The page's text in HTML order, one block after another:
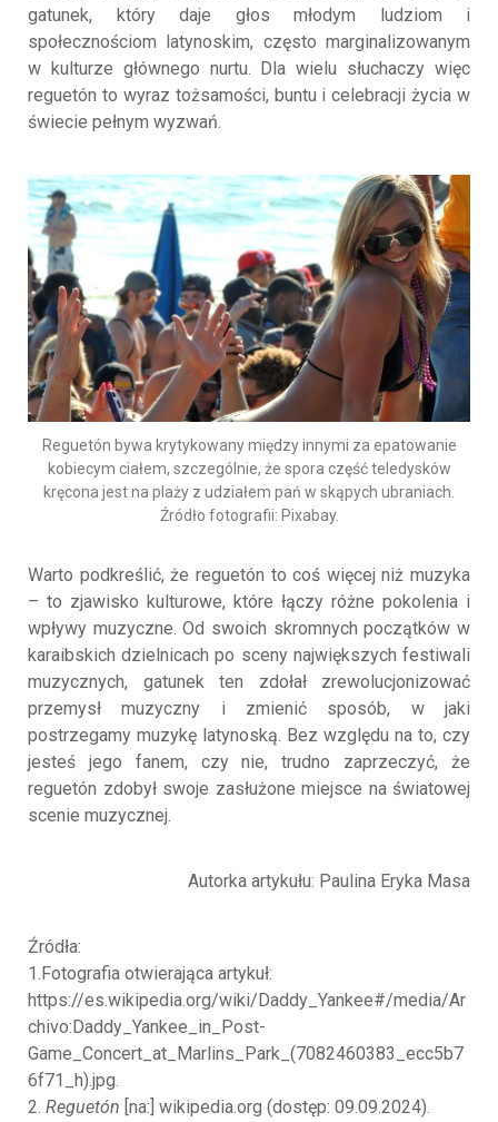
gatunek, który daje głos młodym ludziom i
społecznościom latynoskim, często marginalizowanym
w kulturze głównego nurtu. Dla wielu słuchaczy więc
reguetón to wyraz tożsamości, buntu i celebracji życia w
świecie pełnym wyzwań.
Reguetón bywa krytykowany między innymi za epatowanie
kobiecym ciałem, szczególnie, że spora część teledysków
kręcona jest na plaży z udziałem pań w skąpych ubraniach.
Źródło fotografii: Pixabay.
Warto podkreślić, że reguetón to coś więcej niż muzyka
– to zjawisko kulturowe, które łączy różne pokolenia i
wpływy muzyczne. Od swoich skromnych początków w
karaibskich dzielnicach po sceny największych festiwali
muzycznych, gatunek ten zdołał zrewolucjonizować
przemysł muzyczny i zmienić sposób, w jaki
postrzegamy muzykę latynoską. Bez względu na to, czy
jesteś jego fanem, czy nie, trudno zaprzeczyć, że
reguetón zdobył swoje zasłużone miejsce na światowej
scenie muzycznej.
Autorka artykułu: Paulina Eryka Masa
Źródła:
1.Fotografia otwierająca artykuł:
https://es.wikipedia.org/wiki/Daddy_Yankee#/media/Ar
chivo:Daddy_Yankee_in_Post-
Game_Concert_at_Marlins_Park_(7082460383_ecc5b7
6f71_h).jpg.
2. Reguetón [na:] wikipedia.org (dostęp: 09.09.2024).